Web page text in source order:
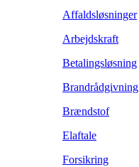
Affaldsløsninger
Arbejdskraft
Betalingsløsning
Brandrådgivning
Brændstof
Elaftale
Forsikring